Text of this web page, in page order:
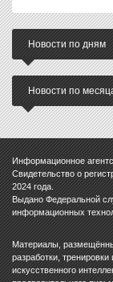
Новости по дням
Новости по
Информационное
Свидетельство о
2024 года.
Выдано Федеральной
информационных
Материалы,
разработки,
искусственного